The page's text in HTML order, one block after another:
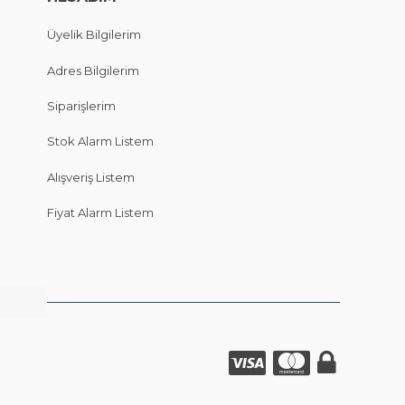
Üyelik Bilgilerim
Adres Bilgilerim
Siparişlerim
Stok Alarm Listem
Alışveriş Listem
Fiyat Alarm Listem